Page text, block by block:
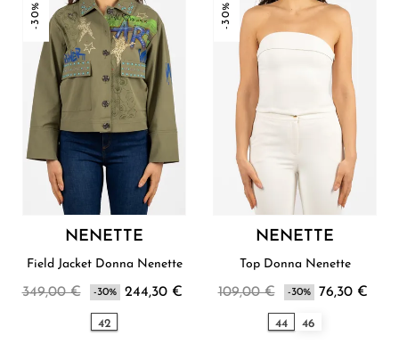
-30%
NENETTE
Field Jacket Donna Nenette
349,00 € -30% 244,30 €
42
-30%
NENETTE
Top Donna Nenette
109,00 € -30% 76,30 €
44 46